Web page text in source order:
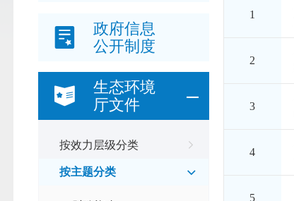
政府信息
公开制度
生态环境
厅文件
按效力层级分类
按主题分类
1
2
3
4
5